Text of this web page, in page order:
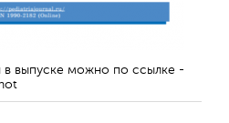
в выпуске можно по ссылке -